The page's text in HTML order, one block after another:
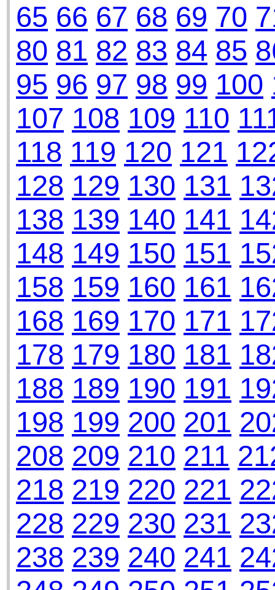
65 66 67 68 69 70
80 81 82 83 84 85
95 96 97 98 99 100
107 108 109 110
118 119 120 121
128 129 130 131
138 139 140 141
148 149 150 151
158 159 160 161
168 169 170 171
178 179 180 181
188 189 190 191
198 199 200 201
208 209 210 211
218 219 220 221
228 229 230 231
238 239 240 241